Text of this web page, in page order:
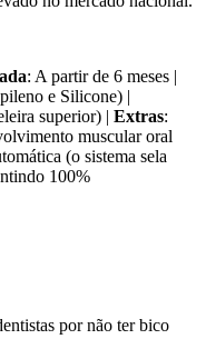
: A partir de 6 meses |
e Silicone) |
superior) | Extras:
muscular oral
(o sistema sela
100%
por não ter bico